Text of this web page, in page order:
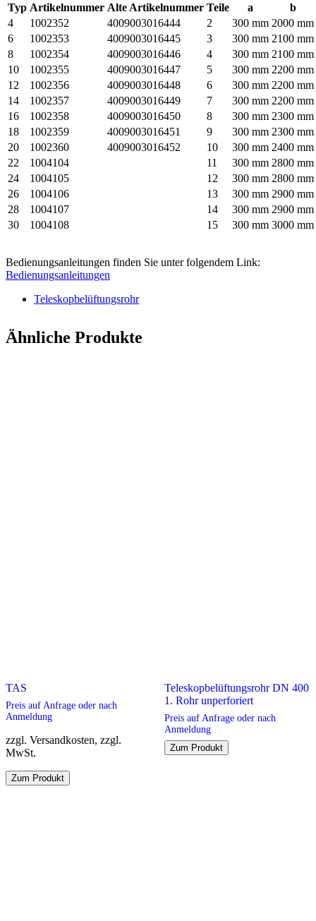
Typ Artikelnummer Alte Artikelnummer Teile a
b
4
1002352 4009003016444 2 300 mm 2000 mm
6
1002353 4009003016445 3 300 mm 2100 mm
8
1002354 4009003016446 4 300 mm 2100 mm
10
1002355 4009003016447 5 300 mm 2200 mm
12
1002356 4009003016448 6 300 mm 2200 mm
14
1002357 4009003016449 7 300 mm 2200 mm
16
1002358 4009003016450 8 300 mm 2300 mm
18
1002359 4009003016451 9 300 mm 2300 mm
20
1002360 4009003016452 10 300 mm 2400 mm
22
1004104 11 300 mm 2800 mm
24
1004105 12 300 mm 2800 mm
26
1004106 13 300 mm 2900 mm
28
1004107 14 300 mm 2900 mm
30
1004108 15 300 mm 3000 mm
Bedienungsanleitungen finden Sie unter folgendem Link:
Bedienungsanleitungen
Teleskopbelüftungsrohr
Ähnliche Produkte
TAS
Preis auf Anfrage oder nach
Anmeldung
zzgl. Versandkosten, zzgl.
MwSt.
Dieses
Produkt
Zum Produkt
Teleskopbelüftungsrohr DN 400
1. Rohr unperforiert
Preis auf Anfrage oder nach
Anmeldung
Zum Produkt